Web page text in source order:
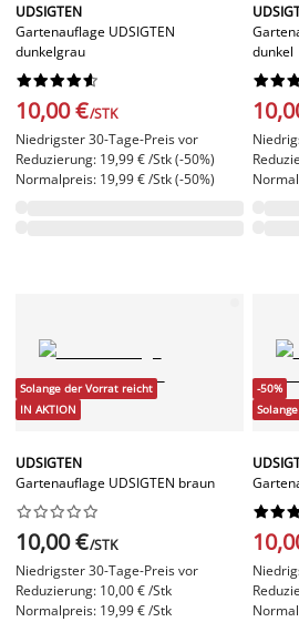
UDSIGTEN
Gartenauflage UDSIGTEN
dunkelgrau






10,00 €/STK
Niedrigster 30-Tage-Preis vor
Reduzierung: 19,99 € /Stk (-50%)
Normalpreis: 19,99 € /Stk (-50%)
dunkel



Solange der Vorrat reicht
IN AKTION
UDSIGTEN
Gartenauflage UDSIGTEN braun






10,00 €/STK
Niedrigster 30-Tage-Preis vor
Reduzierung: 10,00 € /Stk
Normalpreis: 19,99 € /Stk
-50%


